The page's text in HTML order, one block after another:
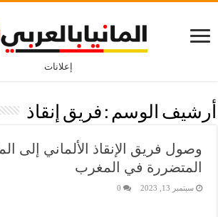
إعلانات
أرشيف الوسم : فريق إنقاذ
وصول فريق الإنقاذ الألماني إلى
المتضررة في المغرب
سبتمبر 13, 2023 0